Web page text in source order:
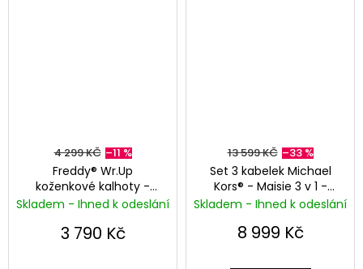
4 299 KČ –11 %
Freddy® Wr.Up
koženkové kalhoty -
Vysoký pas - Tyrkysová
Skladem - Ihned k odeslání
3 790 Kč
13 599 KČ –33 %
Set 3 kabelek Michael
Kors® - Maisie 3 v 1 -
Tmavě hnědá -
Skladem - Ihned k odeslání
8 999 Kč